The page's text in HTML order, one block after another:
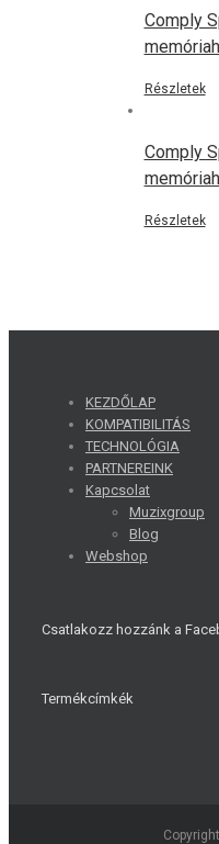
Comply
Részletek
Comply
Részletek
KEZDŐLAP
KOMPATIBILITÁS
TECHNOLÓGIA
PARTNEREINK
Kapcsolat
Muzixgroup
Blog
Webshop
Csatlakozz hozzánk a
Termékcímkék